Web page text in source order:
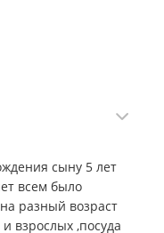
сыну 5 лет
всем было
разный возраст
взрослых ,посуда